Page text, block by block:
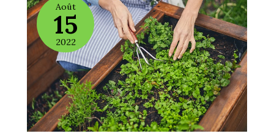
Août
15
2022